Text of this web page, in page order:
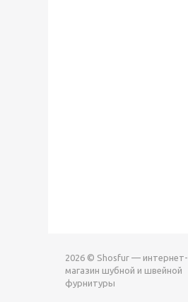
2026 © Shosfur — интернет-
магазин шубной и швейной
фурнитуры